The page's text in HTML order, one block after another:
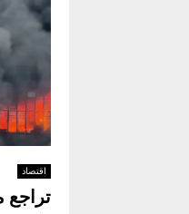
اقتصاد
تراجع